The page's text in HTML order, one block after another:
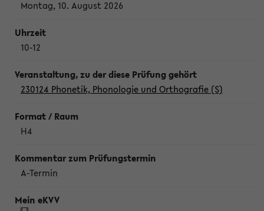
Montag, 10. August 2026
10-12
230124 Phonetik, Phonologie und Orthografie (S)
H4
A-Termin